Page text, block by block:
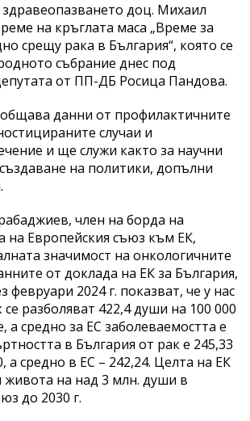
доц. Михаил
на кръглата маса „Време за
срещу рака в България“, която се
събрание днес под
от ПП-ДБ Росица Пандова.
данни от профилактичните
случаи и
и ще служи както за научни
на политики, допълни
член на борда на
на Европейския съюз към ЕК,
значимост на онкологичните
от доклада на ЕК за България,
февруари 2024 г. показват, че у нас
разболяват 422,4 души на 100 000
а средно за ЕС заболеваемостта е
в България от рак е 245,33
а средно в ЕС – 242,24. Целта на ЕК
живота на над 3 млн. души в
до 2030 г.